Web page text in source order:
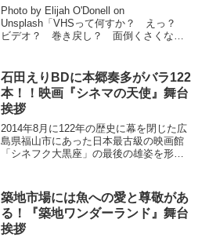
Photo by Elijah O'Donell on
Unsplash「VHSって何すか？ えっ？
ビデオ？ 巻き戻し？ 面倒くさくない
い。VHSというワードを知らな...
石田えりBDに本郷奏多がバラ122
本！！映画『シネマの天使』舞台
挨拶
2014年8月に122年の歴史に幕を閉じた広
島県福山市にあった日本最古級の映画館
「シネフク大黒座」の最後の雄姿を形に
トシネマ渋谷にて行われ、藤原令子、本
郷奏多、石田...
築地市場には魚への愛と尊敬があ
る！『築地ワンダーランド』舞台
挨拶